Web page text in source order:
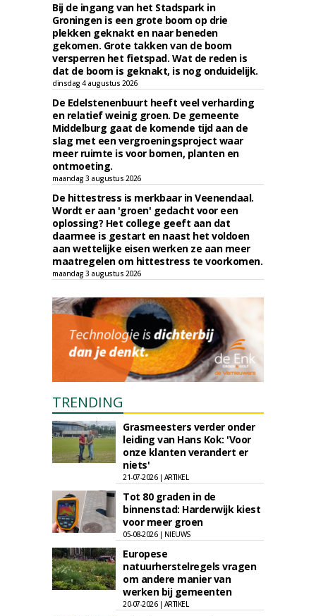
Bij de ingang van het Stadspark in
Groningen is een grote boom op drie
plekken geknakt en naar beneden
gekomen. Grote takken van de boom
versperren het fietspad. Wat de reden is
dat de boom is geknakt, is nog onduidelijk.
dinsdag 4 augustus 2026
De Edelstenenbuurt heeft veel verharding
en relatief weinig groen. De gemeente
Middelburg gaat de komende tijd aan de
slag met een vergroeningsproject waar
meer ruimte is voor bomen, planten en
ontmoeting.
maandag 3 augustus 2026
De hittestress is merkbaar in Veenendaal.
Wordt er aan 'groen' gedacht voor een
oplossing? Het college geeft aan dat
daarmee is gestart en naast het voldoen
aan wettelijke eisen werken ze aan meer
maatregelen om hittestress te voorkomen.
maandag 3 augustus 2026
TRENDING
Grasmeesters verder onder
leiding van Hans Kok: 'Voor
onze klanten verandert er
niets'
21-07-2026 | ARTIKEL
Tot 80 graden in de
binnenstad: Harderwijk kiest
voor meer groen
05-08-2026 | NIEUWS
Europese
natuurherstelregels vragen
om andere manier van
werken bij gemeenten
20-07-2026 | ARTIKEL